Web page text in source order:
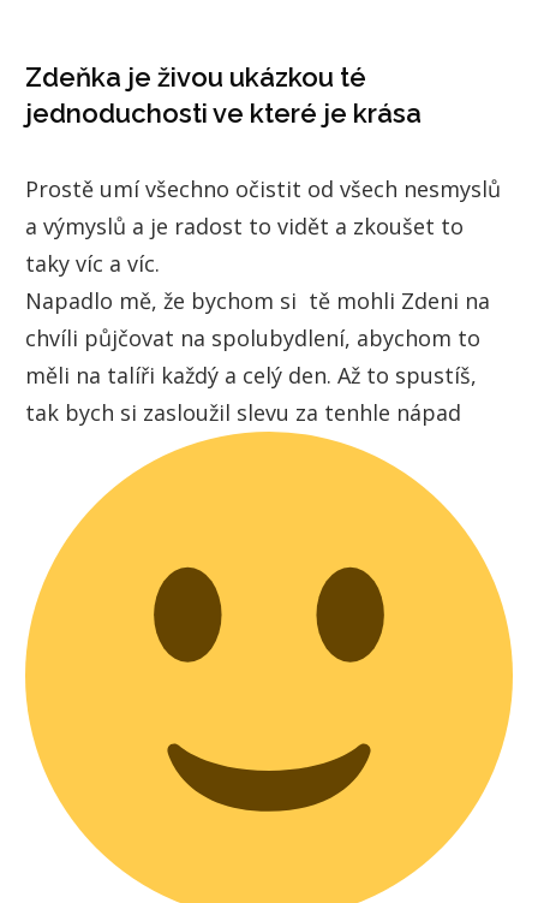
Zdeňka je živou ukázkou té
jednoduchosti ve které je krása
Prostě umí všechno očistit od všech nesmyslů
a výmyslů a je radost to vidět a zkoušet to
taky víc a víc.
Napadlo mě, že bychom si tě mohli Zdeni na
chvíli půjčovat na spolubydlení, abychom to
měli na talíři každý a celý den. Až to spustíš,
tak bych si zasloužil slevu za tenhle nápad